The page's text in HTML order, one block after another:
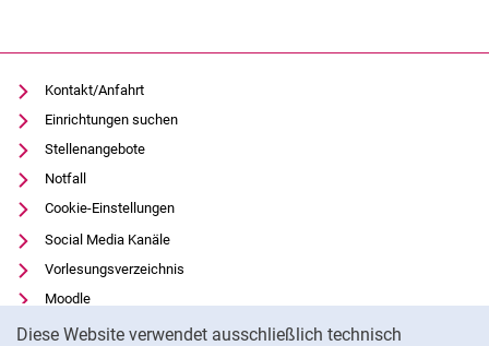
Diese Website verwendet ausschließlich technisch
Kontakt/Anfahrt
Einrichtungen suchen
Stellenangebote
Notfall
Cookie-Einstellungen
Social Media Kanäle
Vorlesungsverzeichnis
Moodle
Panopto